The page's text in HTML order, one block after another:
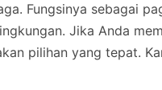
Fungsinya sebagai
Jika Anda
pilihan yang tepat.